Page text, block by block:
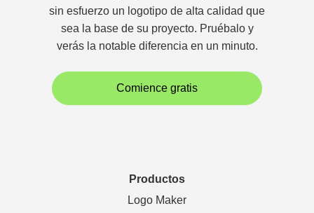
sin esfuerzo un logotipo de alta calidad que
sea la base de su proyecto. Pruébalo y
verás la notable diferencia en un minuto.
Comience gratis
Productos
Logo Maker